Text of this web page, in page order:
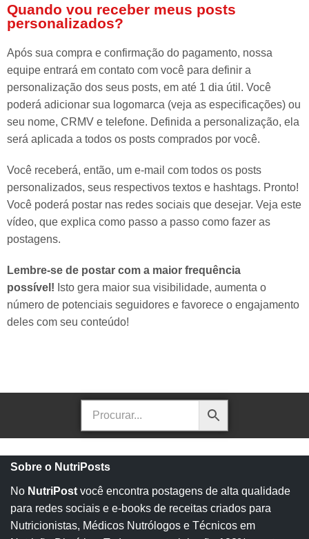
Quando vou receber meus posts
personalizados?
Após sua compra e confirmação do pagamento, nossa
equipe entrará em contato com você para definir a
personalização dos seus posts, em até 1 dia útil. Você
poderá adicionar sua logomarca (veja as especificações) ou
seu nome, CRMV e telefone. Definida a personalização, ela
será aplicada a todos os posts comprados por você.
Você receberá, então, um e-mail com todos os posts
personalizados, seus respectivos textos e hashtags. Pronto!
Você poderá postar nas redes sociais que desejar. Veja este
vídeo, que explica como passo a passo como fazer as
postagens.
Lembre-se de postar com a maior frequência
possível! Isto gera maior sua visibilidade, aumenta o
número de potenciais seguidores e favorece o engajamento
deles com seu conteúdo!
Sobre o NutriPosts
No NutriPost você encontra postagens de alta qualidade
para redes sociais e e-books de receitas criados para
Nutricionistas, Médicos Nutrólogos e Técnicos em